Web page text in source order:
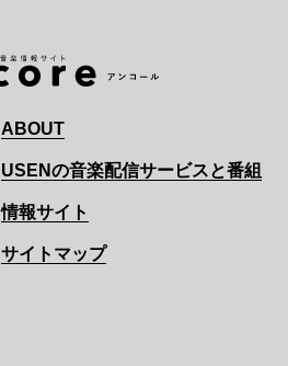
ABOUT
USENの音楽配信サービスと番組
情報サイト
サイトマップ